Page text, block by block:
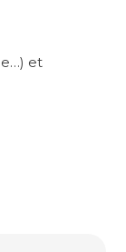
et